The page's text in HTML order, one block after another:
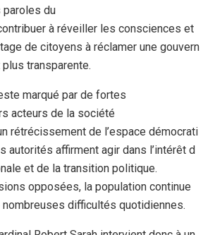
paroles du
à réveiller les consciences et
de citoyens à réclamer une gouvern
transparente.
marqué par de fortes
acteurs de la société
rétrécissement de l’espace démocrati
autorités affirment agir dans l’intérêt d
et de la transition politique.
opposées, la population continue
difficultés quotidiennes.